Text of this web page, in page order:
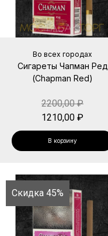
Во всех городах
Сигареты Чапман Ред
(Chapman Red)
2200,00₽
1210,00 ₽
В корзину
Скидка 45%